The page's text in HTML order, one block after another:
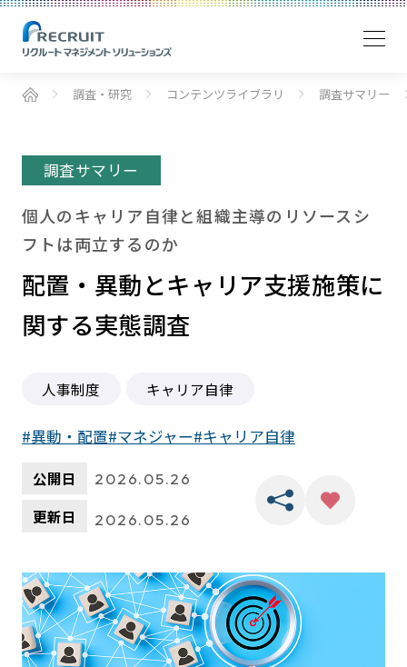
調査・研究 コンテンツライブラリ 調査サマリー
調査サマリー
個人のキャリア自律と組織主導のリソースシ
フトは両立するのか
配置・異動とキャリア支援施策に
関する実態調査
人事制度 キャリア自律
異動・配置 マネジャー キャリア自律
公開日 2026.05.26
更新日 2026.05.26